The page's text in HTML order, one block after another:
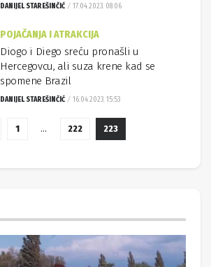
DANIJEL STAREŠINČIĆ 17.04.2023. 08:06
POJAČANJA I ATRAKCIJA
Diogo i Diego sreću pronašli u
Hercegovcu, ali suza krene kad se
spomene Brazil
DANIJEL STAREŠINČIĆ 16.04.2023. 15:53
1 … 222 223